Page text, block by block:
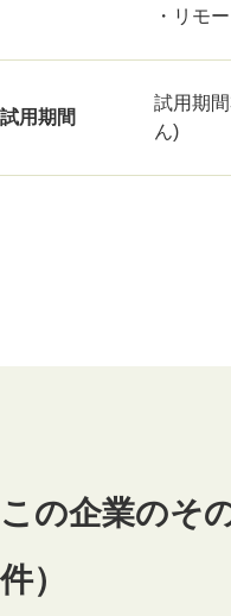
・リモ
試用期間
試用期
ん)
この企業のそ
件）